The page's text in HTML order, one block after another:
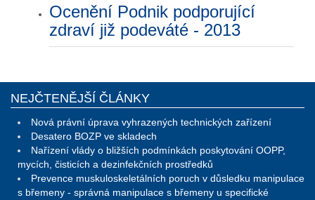
Ocenění Podnik podporující
zdraví již podeváté - 2013
NEJČTENĚJŠÍ ČLÁNKY
Nová právní úprava vyhrazených technických zařízení
Desatero BOZP ve skladech
Nařízení vlády o bližších podmínkách poskytování OOPP,
mycích, čisticích a dezinfekčních prostředků
Prevence muskuloskeletálních poruch v důsledku manipulace
s břemeny - správná manipulace s břemeny u specifické